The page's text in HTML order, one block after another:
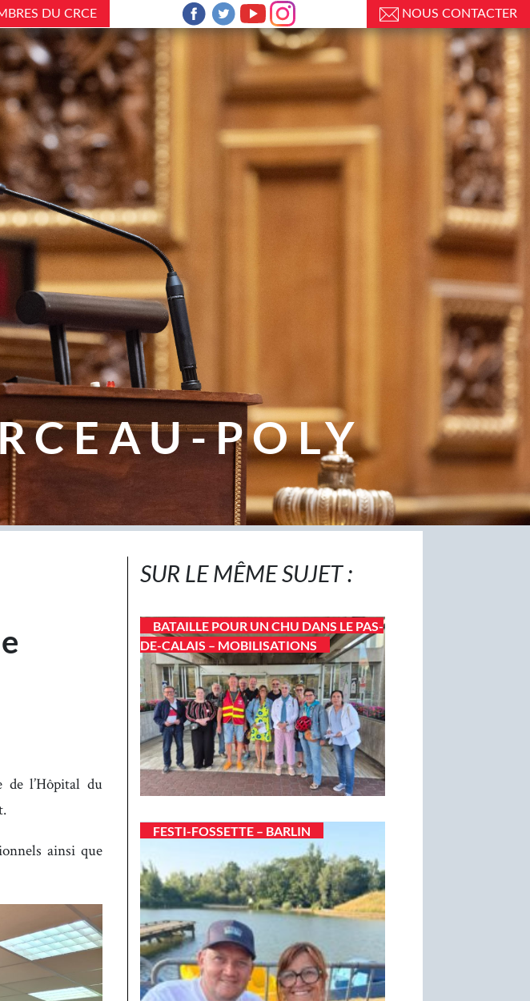
DU CRCE NOUS CONTACTER
POLY
l’Hôpital du
ainsi que
SUR LE MÊME SUJET :
BATAILLE POUR UN CHU DANS LE PAS-
DE-CALAIS – MOBILISATIONS
FESTI-FOSSETTE – BARLIN